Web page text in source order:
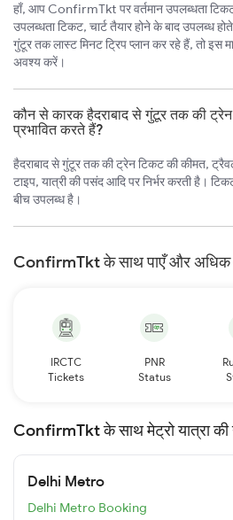
हाँ, आप ConfirmTkt पर वर्तमान उपलब्धता
उपलब्धता टिकट, चार्ट तैयार होने के बाद उपलब्ध
गुंटूर तक लास्ट मिनट ट्रिप प्लान कर रहे हैं, तो इस
अवश्य करें।
कौन से कारक हैदराबाद से गुंटूर तक की
प्रभावित करते हैं?
हैदराबाद से गुंटूर तक की ट्रेन टिकट की कीमत,
टाइप, यात्री की पसंद आदि पर निर्भर करती है।
बीच उपलब्ध है।
ConfirmTkt के साथ पाएँ और अधिक
IRCTC
Tickets
PNR
Status
ConfirmTkt के साथ मेट्रो यात्रा की
Delhi Metro
Delhi Metro Booking